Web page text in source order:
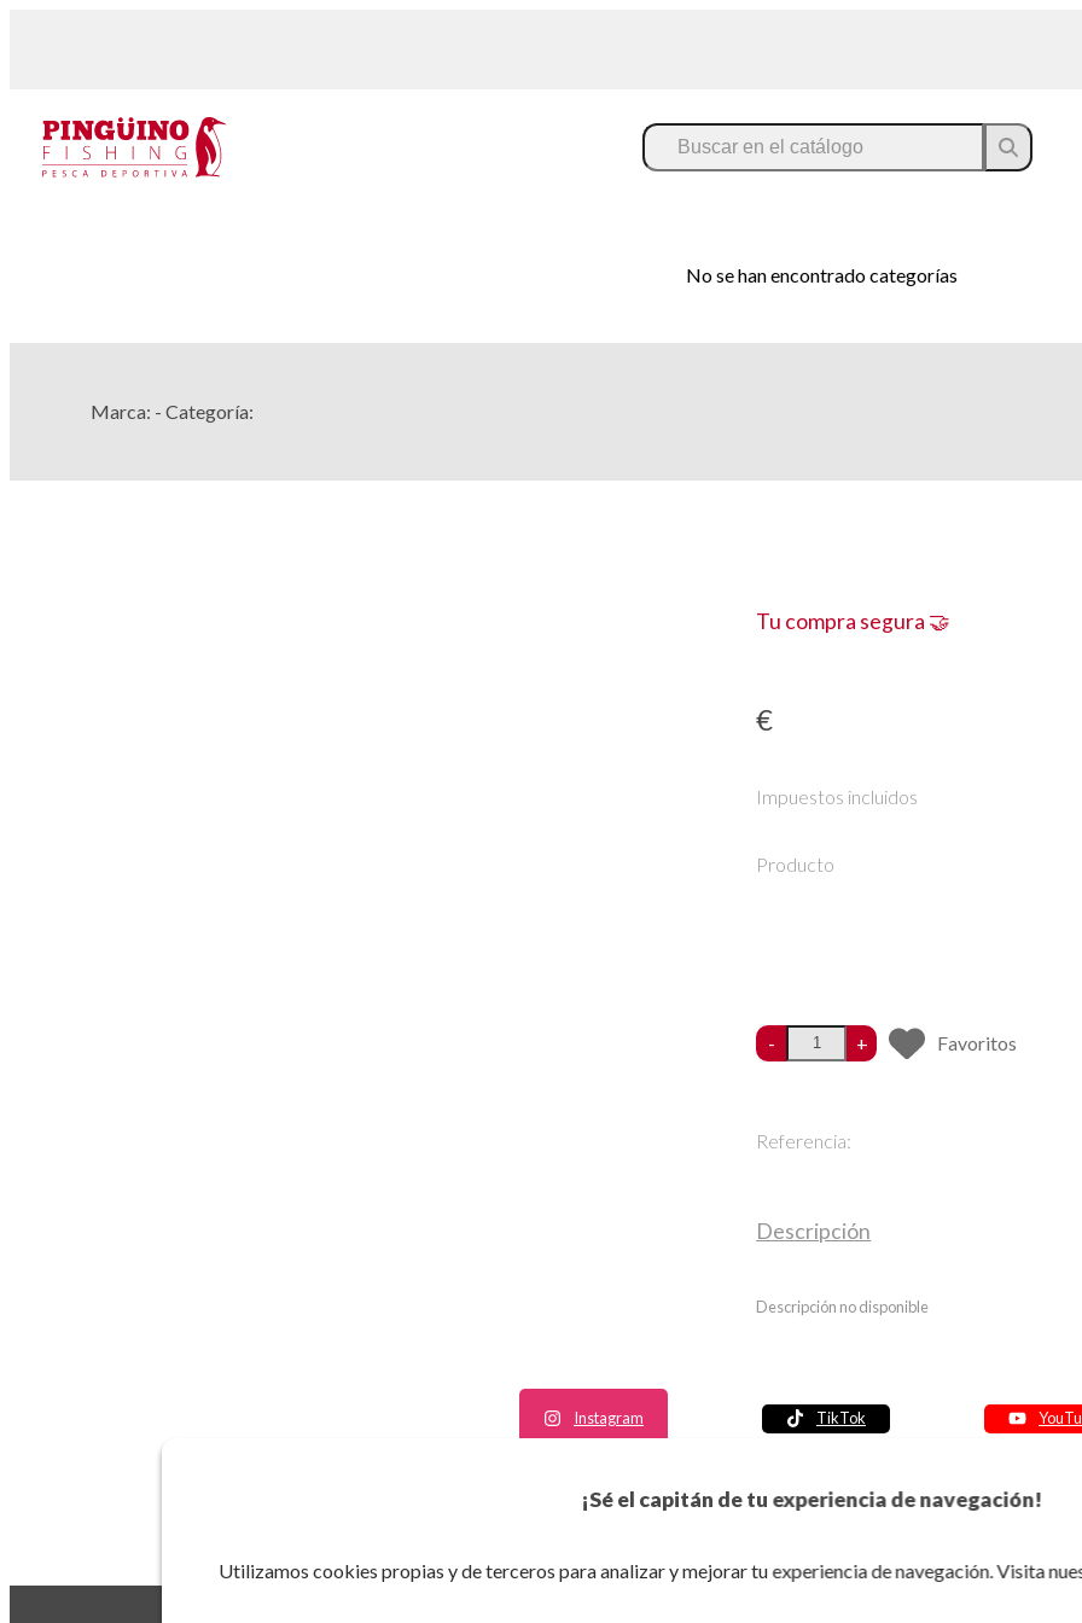
¡Sé el capitán de tu experiencia de navegación!
Utilizamos cookies propias y de terceros para analizar y mejorar tu experiencia de navegación. Visita
No se han encontrado categorías
Marca: - Categoría:
Tu compra segura 🤝
€
Impuestos incluidos
Producto
- + Favoritos
Referencia:
Descripción
Descripción no disponible
Instagram TikTok
Política de seguridad